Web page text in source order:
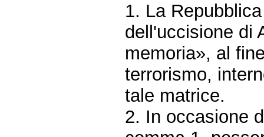
1. La
dell'uccisione di
memoria», al
terrorismo,
tale matrice.
2. In occasione